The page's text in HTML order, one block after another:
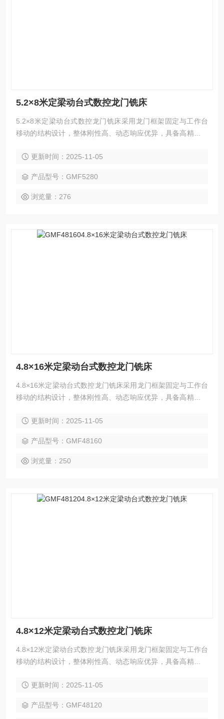
5.2×8米定梁动台式数控龙门铣床
5.2×8米定梁动台式数控龙门铣床采用龙门框架固定与工作台
移动的结构设计，整体刚性高、动态响应优异，具备高精度、
程机械、模具、航空航天、船舶制造等领域的零件精密加工，
种加工工艺，并支持三轴联动曲面切削。选配附件铣头，可实
现五面复合加工，一次装夹即可高效完成复杂工件的多面加工
更新时间：2025-11-05
产品型号：GMF5280
浏览量：276
4.8×16米定梁动台式数控龙门铣床
4.8×16米定梁动台式数控龙门铣床采用龙门框架固定与工作台
移动的结构设计，整体刚性高、动态响应优异，具备高精度、
程机械、模具、航空航天、船舶制造等领域的零件精密加工，
种加工工艺，并支持三轴联动曲面切削。选配附件铣头，可实
现五面复合加工，一次装夹即可高效完成复杂工件的多面加工
更新时间：2025-11-05
产品型号：GMF48160
浏览量：250
4.8×12米定梁动台式数控龙门铣床
4.8×12米定梁动台式数控龙门铣床采用龙门框架固定与工作台
移动的结构设计，整体刚性高、动态响应优异，具备高精度、
程机械、模具、航空航天、船舶制造等领域的零件精密加工，
种加工工艺，并支持三轴联动曲面切削。选配附件铣头，可实
更新时间：2025-11-05
产品型号：GMF48120